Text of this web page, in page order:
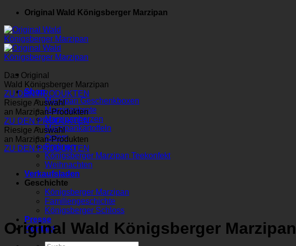
Original Wald Königsberger Marzipan
Shop
Marzipan Geschenkboxen
Marzipanbrote
Marzipanherzen
Marzipankartoffeln
Ostern
Pralinen
Königsberger Marzipan Teekonfekt
Weihnachten
Verkaufsladen
Geschichte
Königsberger Marzipan
Familiengeschichte
Königsberger Schloss
Presse
Kontakt
Das Original
Wald Königsberger Marzipan
ZU DEN PRODUKTEN
Riesige Auswahl
an Marzipan-Produkten
ZU DEN PRODUKTEN
Riesige Auswahl
an Marzipan-Produkten
ZU DEN PRODUKTEN
Original Wald Königsberger Marzipan